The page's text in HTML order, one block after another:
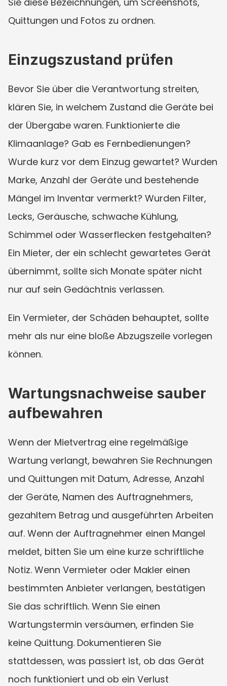
Quittungen und Fotos zu ordnen.
Einzugszustand prüfen
Bevor Sie über die Verantwortung streiten,
klären Sie, in welchem Zustand die Geräte bei
der Übergabe waren. Funktionierte die
Klimaanlage? Gab es Fernbedienungen?
Wurde kurz vor dem Einzug gewartet? Wurden
Marke, Anzahl der Geräte und bestehende
Mängel im Inventar vermerkt? Wurden Filter,
Lecks, Geräusche, schwache Kühlung,
Schimmel oder Wasserflecken festgehalten?
Ein Mieter, der ein schlecht gewartetes Gerät
übernimmt, sollte sich Monate später nicht
nur auf sein Gedächtnis verlassen.
Ein Vermieter, der Schäden behauptet, sollte
mehr als nur eine bloße Abzugszeile vorlegen
können.
Wartungsnachweise sauber
aufbewahren
Wenn der Mietvertrag eine regelmäßige
Wartung verlangt, bewahren Sie Rechnungen
und Quittungen mit Datum, Adresse, Anzahl
der Geräte, Namen des Auftragnehmers,
gezahltem Betrag und ausgeführten Arbeiten
auf. Wenn der Auftragnehmer einen Mangel
meldet, bitten Sie um eine kurze schriftliche
Notiz. Wenn Vermieter oder Makler einen
bestimmten Anbieter verlangen, bestätigen
Sie das schriftlich. Wenn Sie einen
Wartungstermin versäumen, erfinden Sie
keine Quittung. Dokumentieren Sie
stattdessen, was passiert ist, ob das Gerät
noch funktioniert und ob ein Verlust